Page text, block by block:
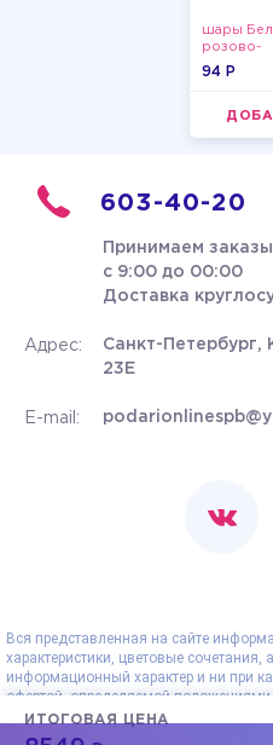
шары
розово-
94 P
ИТОГОВАЯ ЦЕНА
603-40-20
Принимаем заказы
с 9:00 до 00:00
Доставка
Адрес:
Санкт-Петербург,
23Е
E-mail:
Вся представленная на сайте
характеристики, цветовые сочетания,
информационный характер и ни при
офертой, определяемой
на сайте цены - рекомендованные и
цен. Все данные, представленные на